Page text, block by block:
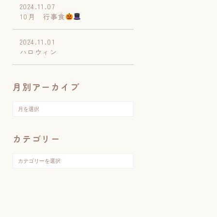
2024.11.07
10月 行事食
2024.11.01
ハロウィン
月別アーカイブ
カテゴリー